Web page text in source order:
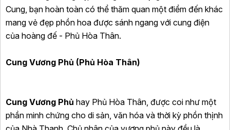
Cung, bạn hoàn toàn có thể thăm quan một điểm đến khác
mang vẻ đẹp phồn hoa được sánh ngang với cung điện
của hoàng đế - Phủ Hòa Thân.
Cung Vương Phủ (Phủ Hòa Thân)
Cung Vương Phủ hay Phủ Hòa Thân, được coi như một
phần minh chứng cho di sản, văn hóa và thời kỳ phồn thịnh